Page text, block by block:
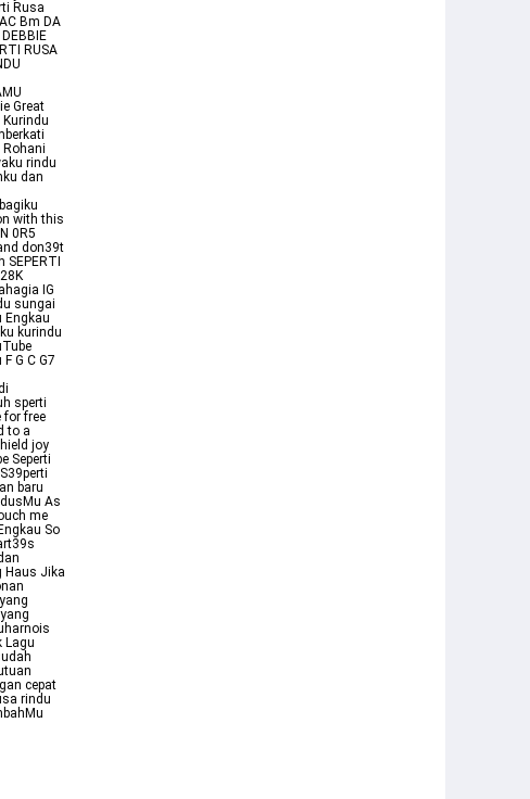
Rusa
Bm DA
RUSA
Great
rindu
dan
with this
0R5
don39t
IG
sungai
Engkau
kurindu
G C G7
sperti
for free
to a
joy
Seperti
baru
As
me
So
Haus Jika
Lagu
cepat
rindu